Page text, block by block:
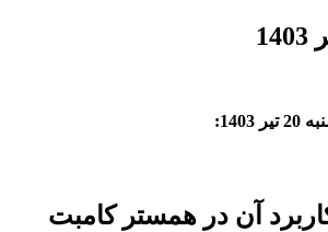
آن در همستر کامبت